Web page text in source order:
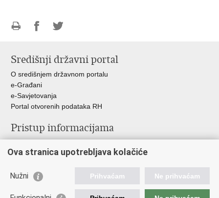
FacebookuTwitteru
Središnji državni portal
O središnjem državnom portalu
e-Građani
e-Savjetovanja
Portal otvorenih podataka RH
Pristup informacijama
Savjetovanje
Zapošljavanje
Odnosi s javnošću
Ova stranica upotrebljava kolačiće
Nužni Prihvaćam Ne prihvaćam